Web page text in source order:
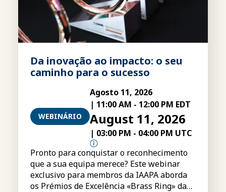
Da inovação ao impacto: o seu
caminho para o sucesso
WEBINÁRIO
Agosto 11, 2026
| 11:00 AM - 12:00 PM EDT
August 11, 2026
| 03:00 PM - 04:00 PM UTC
Pronto para conquistar o reconhecimento
que a sua equipa merece? Este webinar
exclusivo para membros da IAAPA aborda
os Prémios de Excelência «Brass Ring» da